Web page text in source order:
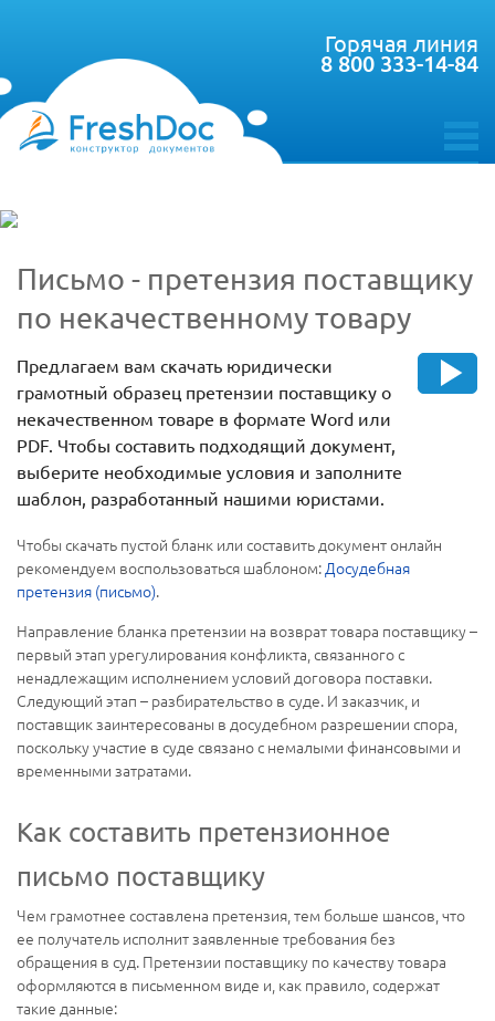
toggle
Горячая линия
8 800 333-14-84
Письмо - претензия поставщику
по некачественному товару
Предлагаем вам скачать юридически
грамотный образец претензии поставщику о
некачественном товаре в формате Word или
PDF. Чтобы составить подходящий документ,
выберите необходимые условия и заполните
шаблон, разработанный нашими юристами.
Чтобы скачать пустой бланк или составить документ онлайн
рекомендуем воспользоваться шаблоном:Досудебная
претензия (письмо).
Направление бланка претензии на возврат товара поставщику –
первый этап урегулирования конфликта, связанного с
ненадлежащим исполнением условий договора поставки.
Следующий этап – разбирательство в суде. И заказчик, и
поставщик заинтересованы в досудебном разрешении спора,
поскольку участие в суде связано с немалыми финансовыми и
временными затратами.
Как составить претензионное
письмо поставщику
Чем грамотнее составлена претензия, тем больше шансов, что
ее получатель исполнит заявленные требования без
обращения в суд. Претензии поставщику по качеству товара
оформляются в письменном виде и, как правило, содержат
такие данные: